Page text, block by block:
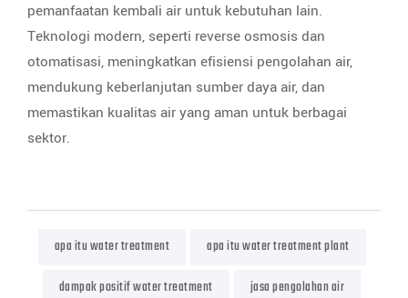
pemanfaatan kembali air untuk kebutuhan lain.
Teknologi modern, seperti reverse osmosis dan
otomatisasi, meningkatkan efisiensi pengolahan air,
mendukung keberlanjutan sumber daya air, dan
memastikan kualitas air yang aman untuk berbagai
sektor.
apa itu water treatment
apa itu water treatment plant
dampak positif water treatment
jasa pengolahan air